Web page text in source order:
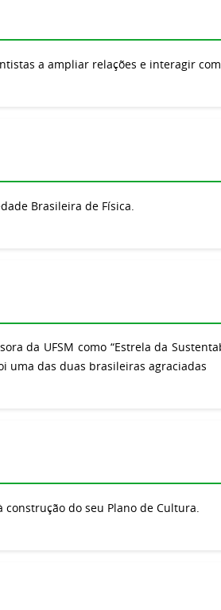
a ampliar relações e interagir
Brasileira de Física.
da UFSM como “Estrela da
uma das duas brasileiras agraciadas
do seu Plano de Cultura.